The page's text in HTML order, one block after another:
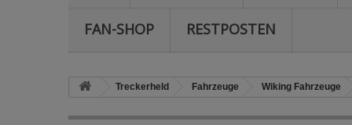
FAN-SHOP RESTPOSTEN
Treckerheld Fahrzeuge Wiking Fahrzeuge